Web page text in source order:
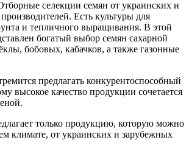
селекции семян от украинских и
Есть культуры для
и тепличного выращивания. В этой
богатый выбор семян сахарной
бобовых, кабачков, а также газонные
предлагать конкурентоспособный
высокое качество продукции сочетается
только продукцию, которую можно
климате, от украинских и зарубежных